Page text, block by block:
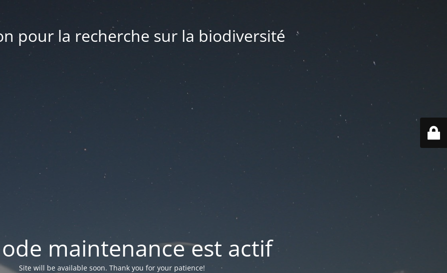
pour la recherche sur la biodiversité
maintenance est actif
Site will be available soon. Thank you for your patience!